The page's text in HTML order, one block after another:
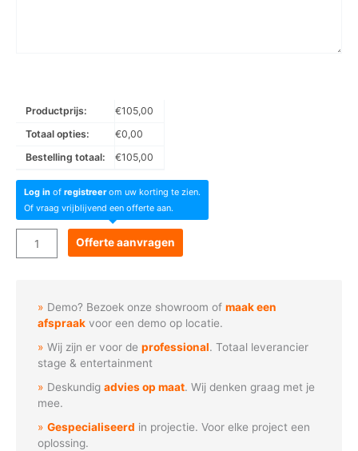
Productprijs: €105,00
Totaal opties:
€0,00
Bestelling totaal:
€105,00
Log in of registreerom uw korting te zien.
Of vraag vrijblijvend een offerte aan.
Goboservice
-
aantal
Offerte aanvragen
Demo? Bezoek onze showroom ofmaak een
afspraak voor een demo op locatie.
Wij zijn er voor deprofessional. Totaal leverancier
stage & entertainment
Deskundigadvies op maat. Wij denken graag met je
mee.
Gespecialiseerd in projectie. Voor elke project een
oplossing.